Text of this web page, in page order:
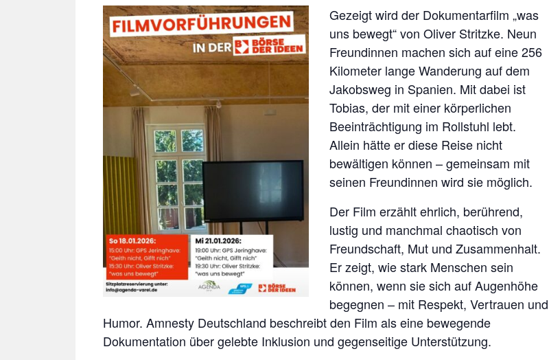
Gezeigt wird der Dokumentarfilm „was
uns bewegt“ von Oliver Stritzke. Neun
Freundinnen machen sich auf eine 256
Kilometer lange Wanderung auf dem
Jakobsweg in Spanien. Mit dabei ist
Tobias, der mit einer körperlichen
Beeinträchtigung im Rollstuhl lebt.
Allein hätte er diese Reise nicht
bewältigen können – gemeinsam mit
seinen Freundinnen wird sie möglich.
Der Film erzählt ehrlich, berührend,
lustig und manchmal chaotisch von
Freundschaft, Mut und Zusammenhalt.
Er zeigt, wie stark Menschen sein
können, wenn sie sich auf Augenhöhe
begegnen – mit Respekt, Vertrauen und
Humor. Amnesty Deutschland beschreibt den Film als eine bewegende
Dokumentation über gelebte Inklusion und gegenseitige Unterstützung.